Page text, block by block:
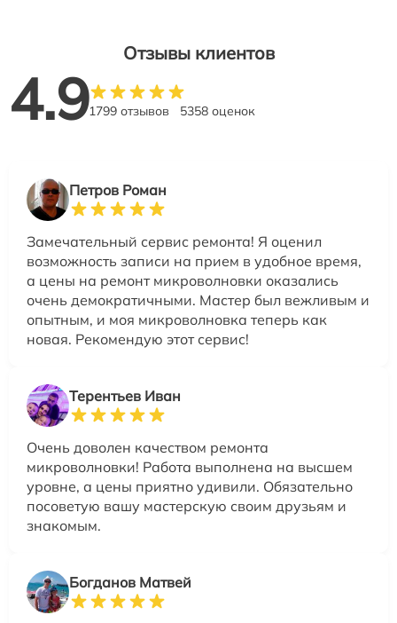
Отзывы клиентов
4.91799 отзывов 5358 оценок
Петров Роман
Замечательный сервис ремонта! Я оценил
возможность записи на прием в удобное время,
а цены на ремонт микроволновки оказались
очень демократичными. Мастер был вежливым и
опытным, и моя микроволновка теперь как
новая. Рекомендую этот сервис!
Терентьев Иван
Очень доволен качеством ремонта
микроволновки! Работа выполнена на высшем
уровне, а цены приятно удивили. Обязательно
посоветую вашу мастерскую своим друзьям и
знакомым.
Богданов Матвей